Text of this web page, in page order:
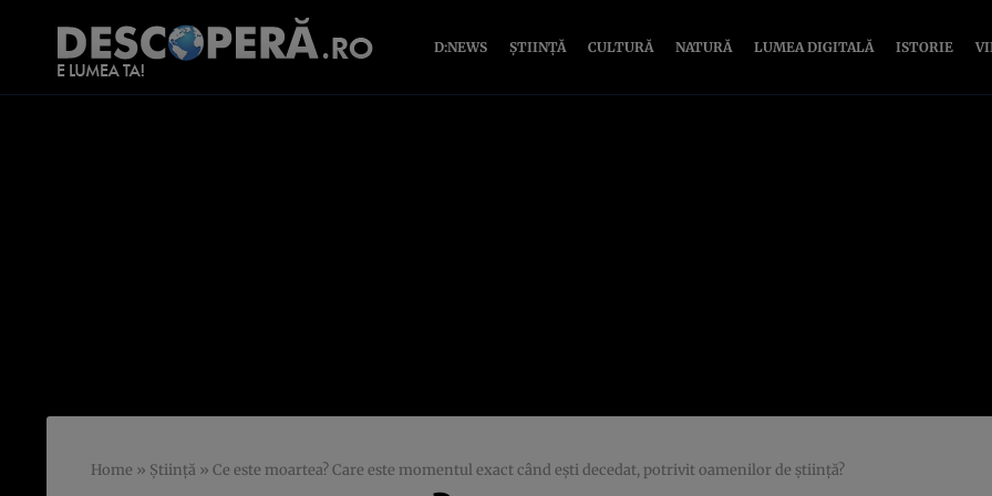
D:NEWS ȘTIINȚĂ CULTURĂ NATURĂ LUMEA DIGITALĂ ISTORIE
Home » Știință » Ce este moartea? Care este momentul exact când eşti decedat, potrivit oamenilor de ştiinţă?